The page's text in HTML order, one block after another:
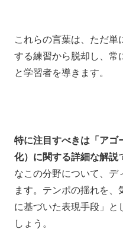
これらの言葉は、ただ単
する練習から脱却し、常
と学習者を導きます。
特に注目すべきは「アゴ
化）に関する詳細な解説
なこの分野について、デ
ます。テンポの揺れを、
に基づいた表現手段」と
しょう。